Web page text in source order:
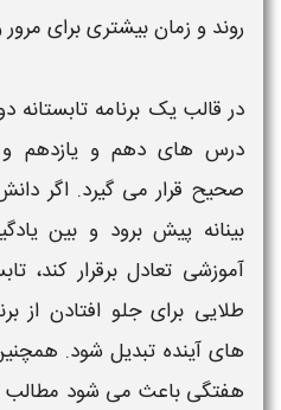
روند و زمان بیشتری برای
در قالب یک برنامه تابستانه
درس های دهم و یازدهم
صحیح قرار می گیرد. اگر
بینانه پیش برود و بین
آموزشی تعادل برقرار کند،
طلایی برای جلو افتادن از
های آینده تبدیل شود.
هفتگی باعث می شود مطالب